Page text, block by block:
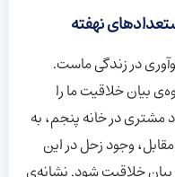
نهفته
در زندگی ماست.
بیان خلاقیت ما را
در خانه پنجم، به
وجود زحل در این